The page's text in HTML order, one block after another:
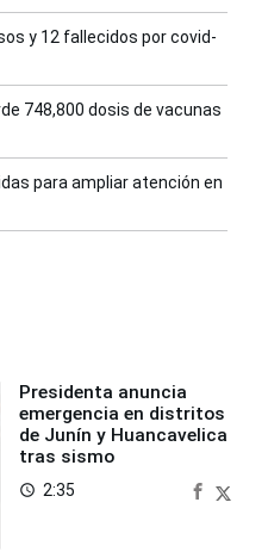
y 12 fallecidos por covid-
748,800 dosis de vacunas
para ampliar atención en
Presidenta anuncia
emergencia en distritos
de Junín y Huancavelica
tras sismo
access_time 2:35